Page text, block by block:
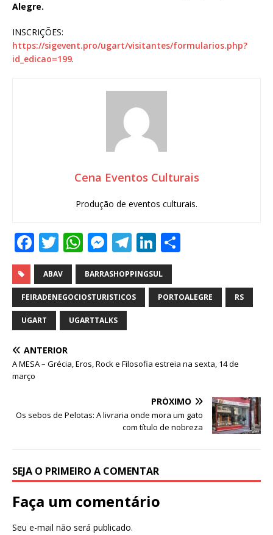
Alegre.
INSCRIÇÕES:
https://sigevent.pro/ugart/visitantes/formularios.php?
id_edicao=199.
Cena Eventos Culturais
Produção de eventos culturais.
F
a
c
e
b
o
k
T
w
it
te
W
h
at
s
A
p
M
e
ss
e
n
e
T
el
e
g
Li
n
k
e
ar
e
ABAV BARRASHOPPINGSUL
FEIRADENEGOCIOSTURISTICOS PORTOALEGRE RS
UGART UGARTTALKS
ANTERIOR
A MESA – Grécia, Eros, Rock e Filosofia estreia na sexta, 14 de
março
PRÓXIMO
Os sebos de Pelotas: A livraria onde mora um gato
com título de nobreza
SEJA O PRIMEIRO A COMENTAR
Faça um comentário
Seu e-mail não será publicado.